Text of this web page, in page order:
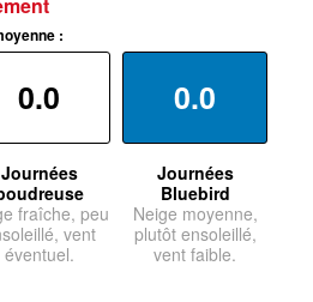
:
0.0
Journées
fraîche, peu
vent
éventuel.
0.0
Journées
Bluebird
Neige moyenne,
plutôt ensoleillé,
vent faible.